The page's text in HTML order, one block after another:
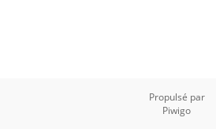
Propulsé par
Piwigo